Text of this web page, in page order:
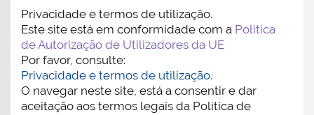
Privacidade e termos de utilização.
Este site está em conformidade com a Política
de Autorização de Utilizadores da UE
Por favor, consulte:
Privacidade e termos de utilização.
O navegar neste site, está a consentir e dar
aceitação aos termos legais da Política de